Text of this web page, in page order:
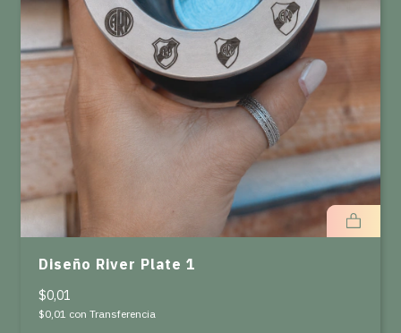
Diseño River Plate 1
$0,01
$0,01 con Transferencia